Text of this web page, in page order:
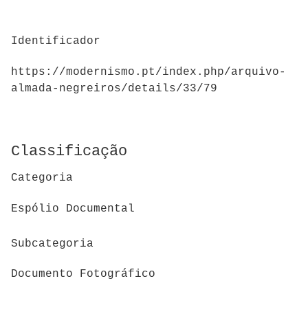
Identificador
https://modernismo.pt/index.php/arquivo-
almada-negreiros/details/33/79
Classificação
Categoria
Espólio Documental
Subcategoria
Documento Fotográfico